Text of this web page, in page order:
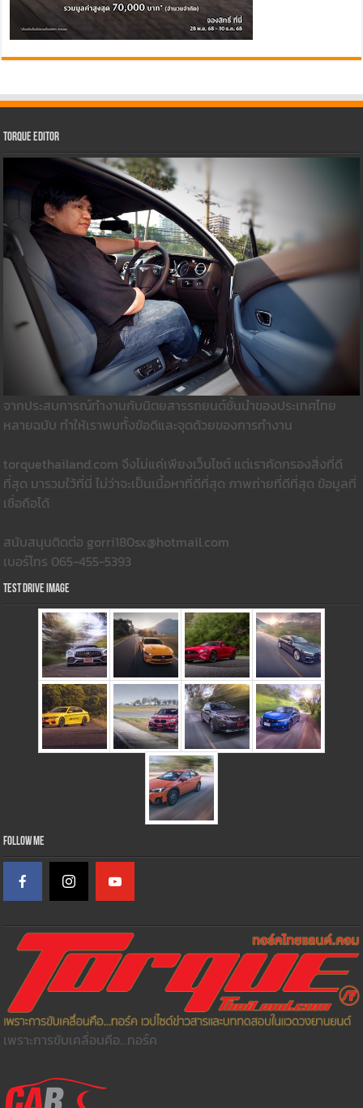
Torque Editor
จากประสบการณ์ทำงานกับนิตยสารรถยนต์ชั้นนำของประเทศไทย
หลายฉบับ ทำให้เราพบทั้งข้อดีและจุดด้วยของการทำงาน
torquethailand.com จึงไม่แค่เพียงเว็บไซต์ แต่เราคัดกรองสิ่งที่ดี
ที่สุด มารวมใว้ที่นี่ ไม่ว่าจะเป็นเนื้อหาที่ดีที่สุด ภาพถ่ายที่ดีที่สุด ข้อมูลที่
เชื่อถือได้
สนับสนุนติดต่อ gorri180sx@hotmail.com
เบอร์โทร 065-455-5393
Test Drive Image
Follow Me
เพราะการขับเคลื่อนคือ...ทอร์ค